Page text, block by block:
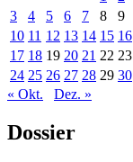
3
4 5 6 7 8
9
10 11 12 13 14 15 16
17 18 19 20 21 22 23
24 25 26 27 28 29 30
« Okt.
Dez. »
Dossier